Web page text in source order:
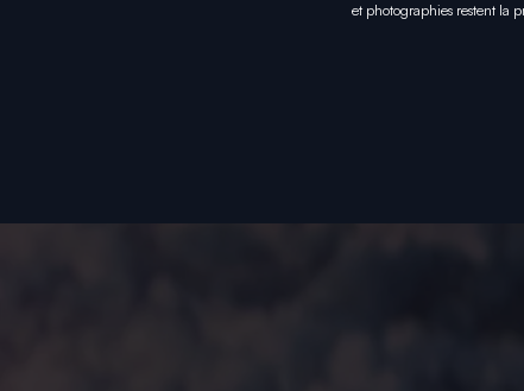
et photographies restent la